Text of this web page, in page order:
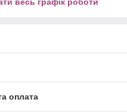
оплата